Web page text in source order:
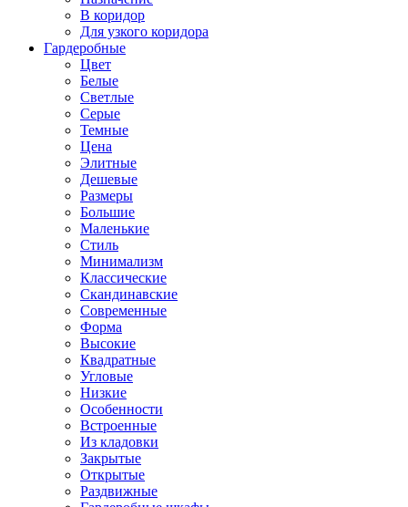
В коридор
Для узкого коридора
Гардеробные
Цвет
Белые
Светлые
Серые
Темные
Цена
Элитные
Дешевые
Размеры
Большие
Маленькие
Стиль
Минимализм
Классические
Скандинавские
Современные
Форма
Высокие
Квадратные
Угловые
Низкие
Особенности
Встроенные
Из кладовки
Закрытые
Открытые
Раздвижные